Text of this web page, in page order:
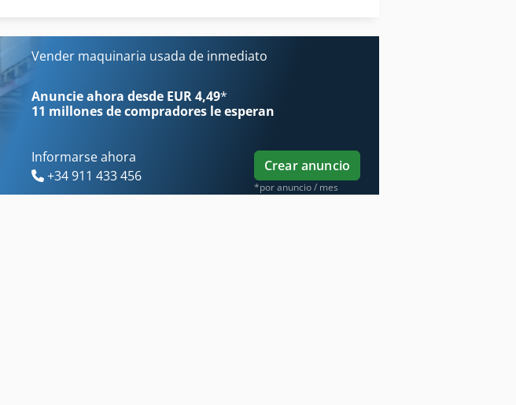
Máquina Cnc De La Carpintería
Máquina De Carpintería
Vender maquinaria usada de inmediato
Anuncie ahora desde EUR 4,49*
11 millones de compradores le esperan
Informarse ahora
+34 911 433 456
Crear anuncio
*por anuncio / mes